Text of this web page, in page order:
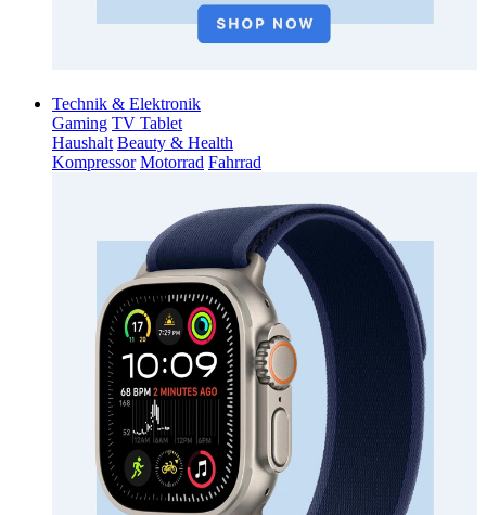
Technik & Elektronik
Gaming TV Tablet
Haushalt Beauty & Health
Kompressor Motorrad Fahrrad